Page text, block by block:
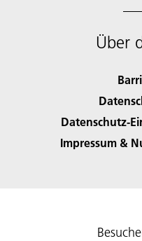
Über
Datenschutz-
Impressum &